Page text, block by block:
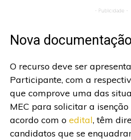
- Publicidade -
Nova documentação
O recurso deve ser
Participante, com a
que comprove uma das
MEC para solicitar a
acordo com o edital, têm
candidatos que se